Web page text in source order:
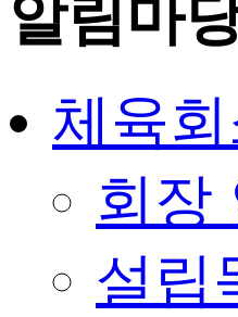
알림마
체육
회장
설립